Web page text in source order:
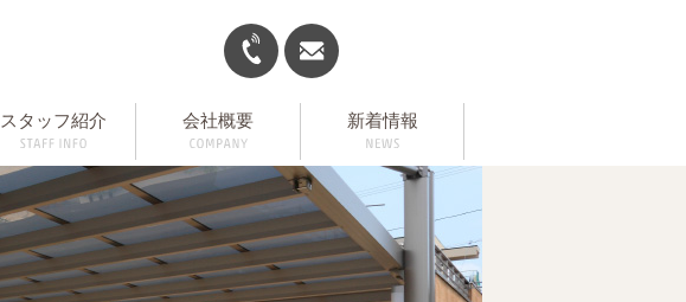
スタッフ紹介 会社概要 新着情報